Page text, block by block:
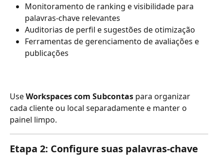
Monitoramento de ranking e visibilidade para
palavras-chave relevantes
Auditorias de perfil e sugestões de otimização
Ferramentas de gerenciamento de avaliações e
publicações
Use Workspaces com Subcontas para organizar
cada cliente ou local separadamente e manter o
painel limpo.
Etapa 2: Configure suas palavras-chave